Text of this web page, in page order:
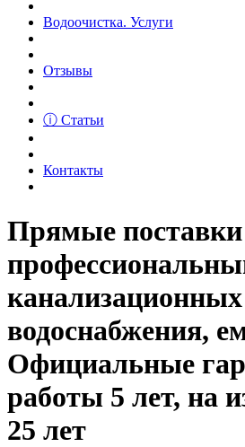
Водоочистка. Услуги
Отзывы
ⓘ Статьи
Контакты
Прямые
канализационных
водоснабжения,
Официальные
работы 5 лет, на
25 лет